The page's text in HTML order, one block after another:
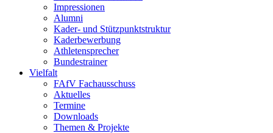
Impressionen
Alumni
Kader- und Stützpunktstruktur
Kaderbewerbung
Athletensprecher
Bundestrainer
Vielfalt
FAfV Fachausschuss
Aktuelles
Termine
Downloads
Themen & Projekte